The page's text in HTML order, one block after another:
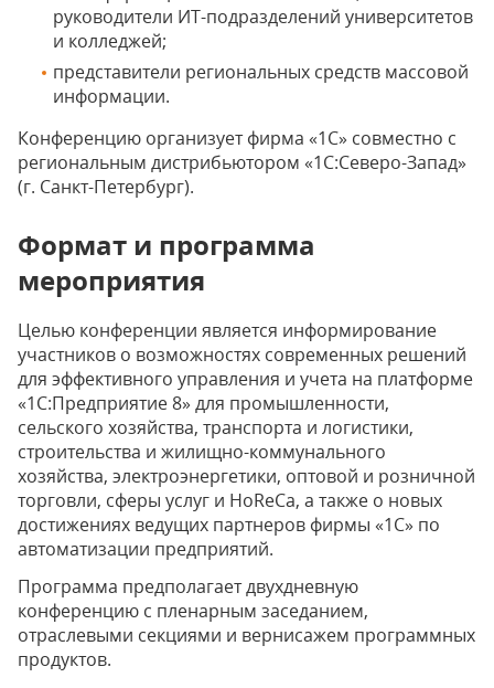
руководители ИТ-подразделений университетов
и колледжей;
представители региональных средств массовой
информации.
Конференцию организует фирма «1С» совместно с
региональным дистрибьютором «1С:Северо-Запад»
(г. Санкт-Петербург).
Формат и программа
мероприятия
Целью конференции является информирование
участников о возможностях современных решений
для эффективного управления и учета на платформе
«1С:Предприятие 8» для промышленности,
сельского хозяйства, транспорта и логистики,
строительства и жилищно-коммунального
хозяйства, электроэнергетики, оптовой и розничной
торговли, сферы услуг и HoReCa, а также о новых
достижениях ведущих партнеров фирмы «1С» по
автоматизации предприятий.
Программа предполагает двухдневную
конференцию с пленарным заседанием,
отраслевыми секциями и вернисажем программных
продуктов.